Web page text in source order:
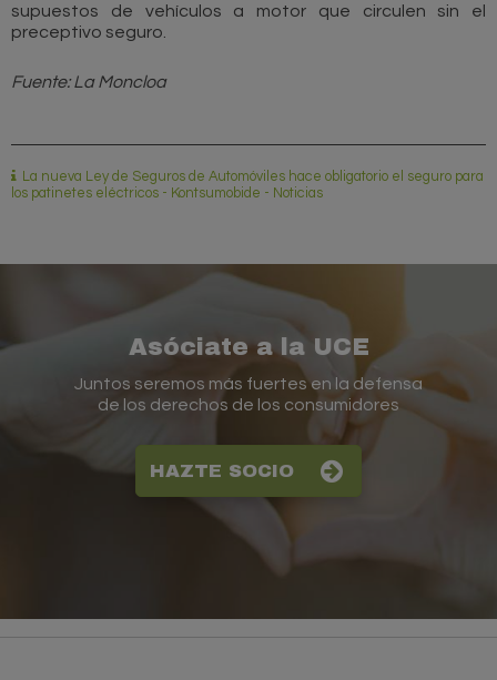
supuestos de vehículos a motor que circulen sin el
preceptivo seguro.
Fuente: La Moncloa
La nueva Ley de Seguros de Automóviles hace obligatorio el seguro para
los patinetes eléctricos - Kontsumobide - Noticias
Asóciate a la UCE
Juntos seremos más fuertes en la defensa
de los derechos de los consumidores
HAZTE SOCIO